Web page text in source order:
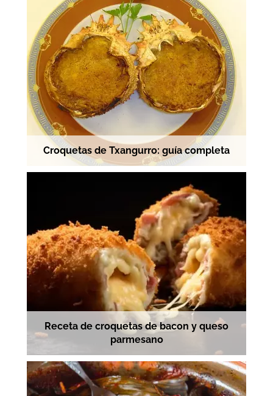
Croquetas de Txangurro: guía completa
Receta de croquetas de bacon y queso
parmesano